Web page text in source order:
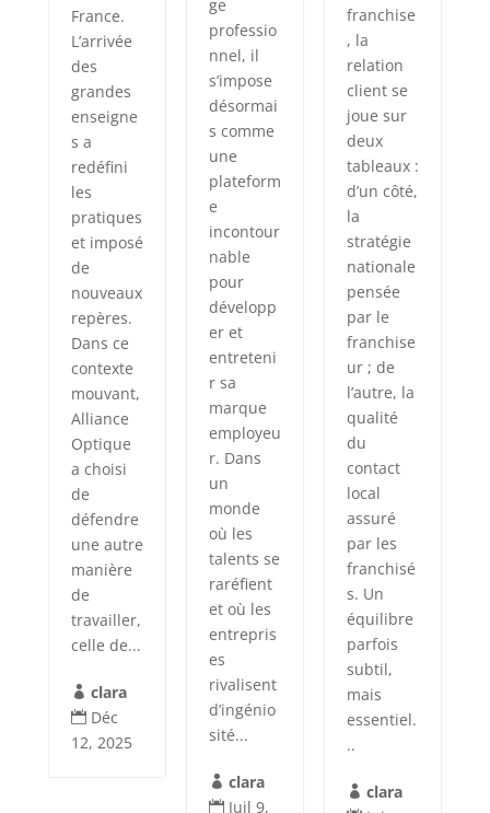
France.
L’arrivée
des
grandes
enseigne
s a
redéfini
les
pratiques
et imposé
de
nouveaux
repères.
Dans ce
contexte
mouvant,
Alliance
Optique
a choisi
de
défendre
une autre
manière
de
travailler,
celle de...
 clara
 Déc
12, 2025
ge
professio
nnel, il
s’impose
désormai
s comme
une
plateform
e
incontour
nable
pour
développ
er et
entreteni
r sa
marque
employeu
r. Dans
un
monde
où les
talents se
raréfient
et où les
entrepris
es
rivalisent
d’ingénio
sité...
 clara
 Juil 9,
franchise
, la
relation
client se
joue sur
deux
tableaux :
d’un côté,
la
stratégie
nationale
pensée
par le
franchise
ur ; de
l’autre, la
qualité
du
contact
local
assuré
par les
franchisé
s. Un
équilibre
parfois
subtil,
mais
essentiel.
..
 clara